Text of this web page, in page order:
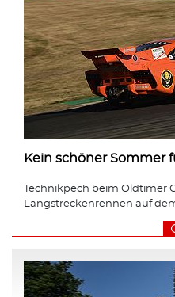
Kein schöner Sommer
Technikpech beim Oldtimer
Langstreckenrennen auf